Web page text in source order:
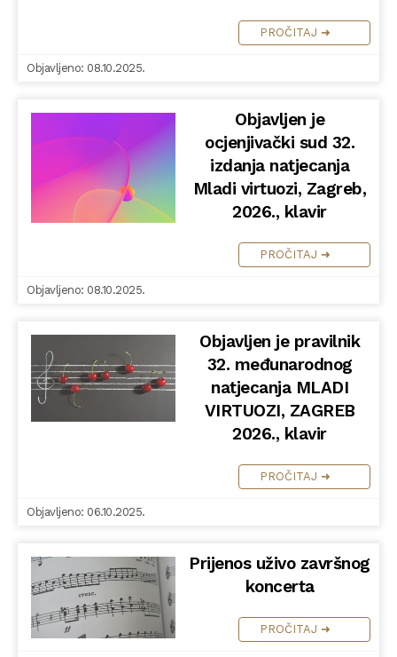
PROČITAJ ➜
Objavljeno: 08.10.2025.
Objavljen je
ocjenjivački sud 32.
izdanja natjecanja
Mladi virtuozi, Zagreb,
2026., klavir
PROČITAJ ➜
Objavljeno: 08.10.2025.
Objavljen je pravilnik
32. međunarodnog
natjecanja MLADI
VIRTUOZI, ZAGREB
2026., klavir
PROČITAJ ➜
Objavljeno: 06.10.2025.
Prijenos uživo završnog
koncerta
PROČITAJ ➜